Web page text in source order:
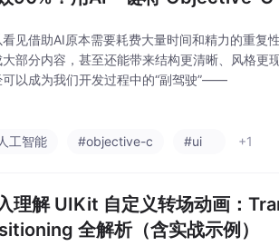
看见借助AI原本需要耗费大量时间和精力的重
大部分内容，甚至还能带来结构更清晰、风格更
可以成为我们开发过程中的“副驾驶”——
工智能 #objective-c #ui +1
理解 UIKit 自定义转场动画：
全解析（含实战示例）